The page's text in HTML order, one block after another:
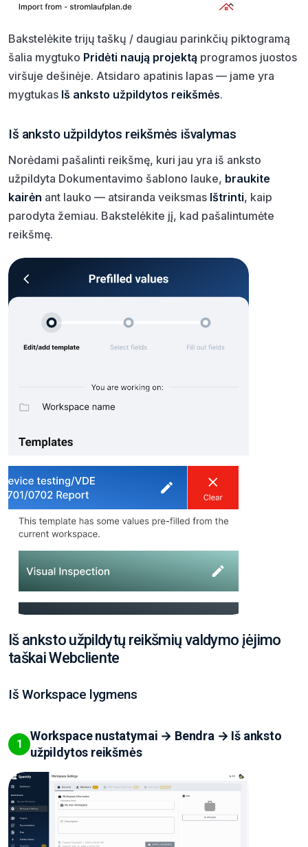
Bakstelėkite trijų taškų / daugiau parinkčių piktogramą
šalia mygtuko Pridėti naują projektą programos juostos
viršuje dešinėje. Atsidaro apatinis lapas — jame yra
mygtukas Iš anksto užpildytos reikšmės.
Iš anksto užpildytos reikšmės išvalymas
Norėdami pašalinti reikšmę, kuri jau yra iš anksto
užpildyta Dokumentavimo šablono lauke, braukite
kairėn ant lauko — atsiranda veiksmas Ištrinti, kaip
parodyta žemiau. Bakstelėkite jį, kad pašalintumėte
reikšmę.
Iš anksto užpildytų reikšmių valdymo įėjimo
taškai Webcliente
Iš Workspace lygmens
1
Workspace nustatymai → Bendra → Iš anksto
užpildytos reikšmės